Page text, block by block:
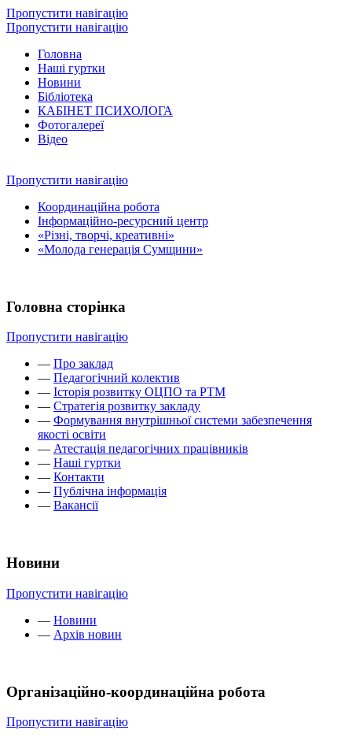
Пропустити навігацію
Пропустити навігацію
Головна
Наші гуртки
Новини
Бібліотека
КАБІНЕТ ПСИХОЛОГА
Фотогалереї
Відео
Пропустити навігацію
Координаційна робота
Інформаційно-ресурсний центр
«Різні, творчі, креативні»
«Молода генерація Сумщини»
Головна сторінка
Пропустити навігацію
— Про заклад
— Педагогічний колектив
— Історія розвитку ОЦПО та РТМ
— Стратегія розвитку закладу
— Формування внутрішньої системи забезпечення
якості освіти
— Атестація педагогічних працівників
— Наші гуртки
— Контакти
— Публічна інформація
— Вакансії
Новини
Пропустити навігацію
— Новини
— Архів новин
Організаційно-координаційна робота
Пропустити навігацію